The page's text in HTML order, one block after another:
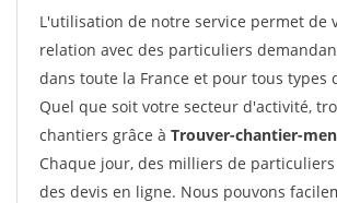
L'utilisation de notre service permet de
relation avec des particuliers
dans toute la France et pour tous types
Quel que soit votre secteur d'activité,
chantiers grâce à Trouver-chantier-
Chaque jour, des milliers de
des devis en ligne. Nous pouvons